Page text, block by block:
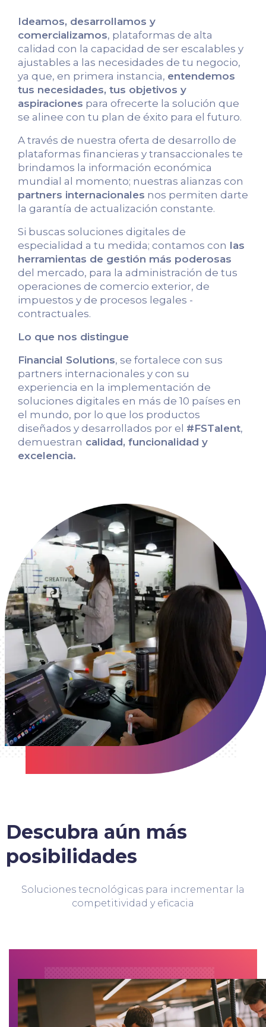
Ideamos, desarrollamos y
comercializamos, plataformas de alta
calidad con la capacidad de ser escalables y
ajustables a las necesidades de tu negocio,
ya que, en primera instancia, entendemos
tus necesidades, tus objetivos y
aspiraciones para ofrecerte la solución que
se alinee con tu plan de éxito para el futuro.
A través de nuestra oferta de desarrollo de
plataformas financieras y transaccionales te
brindamos la información económica
mundial al momento; nuestras alianzas con
partners internacionales nos permiten darte
la garantía de actualización constante.
Si buscas soluciones digitales de
especialidad a tu medida; contamos con las
herramientas de gestión más poderosas
del mercado, para la administración de tus
operaciones de comercio exterior, de
impuestos y de procesos legales -
contractuales.
Lo que nos distingue
Financial Solutions, se fortalece con sus
partners internacionales y con su
experiencia en la implementación de
soluciones digitales en más de 10 países en
el mundo, por lo que los productos
diseñados y desarrollados por el #FSTalent,
demuestran calidad, funcionalidad y
excelencia.
Descubra aún más
posibilidades
Soluciones tecnológicas para incrementar la
competitividad y eficacia